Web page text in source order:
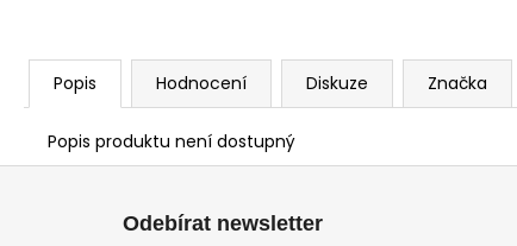
Popis Hodnocení Diskuze Značka
Popis produktu není dostupný
Odebírat newsletter